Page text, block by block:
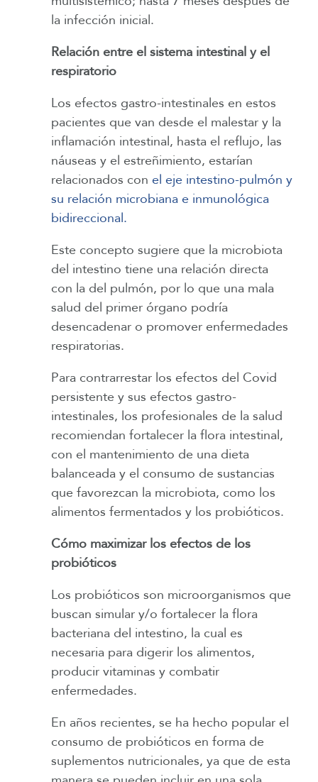
la infección inicial.
Relación entre el sistema intestinal y el
respiratorio
Los efectos gastro-intestinales en estos
pacientes que van desde el malestar y la
inflamación intestinal, hasta el reflujo, las
náuseas y el estreñimiento, estarían
relacionados con el eje intestino-pulmón y
su relación microbiana e inmunológica
bidireccional.
Este concepto sugiere que la microbiota
del intestino tiene una relación directa
con la del pulmón, por lo que una mala
salud del primer órgano podría
desencadenar o promover enfermedades
respiratorias.
Para contrarrestar los efectos del Covid
persistente y sus efectos gastro-
intestinales, los profesionales de la salud
recomiendan fortalecer la flora intestinal,
con el mantenimiento de una dieta
balanceada y el consumo de sustancias
que favorezcan la microbiota, como los
alimentos fermentados y los probióticos.
Cómo maximizar los efectos de los
probióticos
Los probióticos son microorganismos que
buscan simular y/o fortalecer la flora
bacteriana del intestino, la cual es
necesaria para digerir los alimentos,
producir vitaminas y combatir
enfermedades.
En años recientes, se ha hecho popular el
consumo de probióticos en forma de
suplementos nutricionales, ya que de esta